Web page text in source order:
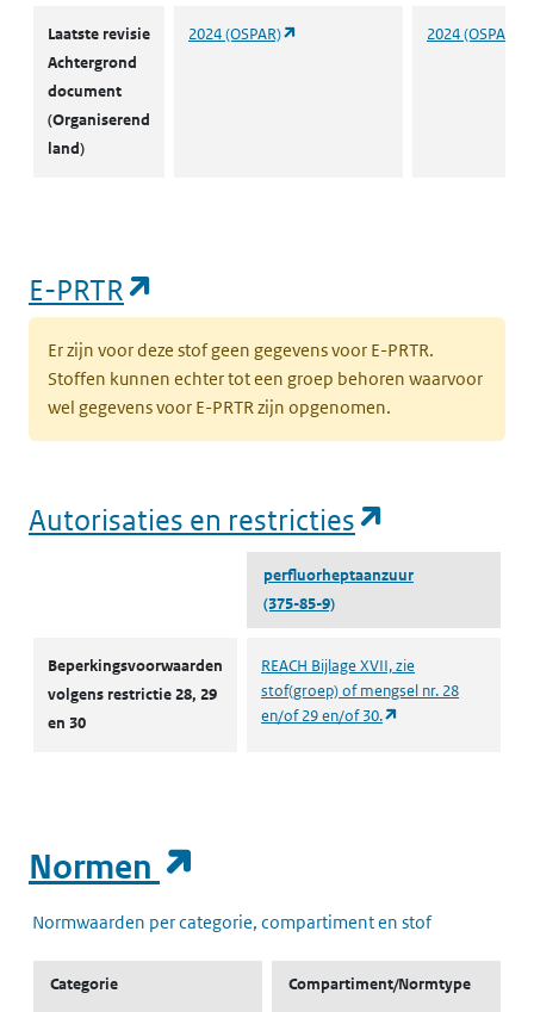
Laatste revisie
Achtergrond
document
(Organiserend
land)
2024 (OSPAR) (opent in een nieuw tabblad)
2024 (OSPAR)
E-PRTR
Er zijn voor deze stof geen gegevens voor E-PRTR.
Stoffen kunnen echter tot een groep behoren waarvoor
wel gegevens voor E-PRTR zijn opgenomen.
Autorisaties en restricties
perfluorheptaanzuur
(375-85-9)
Beperkingsvoorwaarden
volgens restrictie 28, 29
en 30
REACH Bijlage XVII, zie
stof(groep) of mengsel nr. 28
en/of 29 en/of 30.
Normen
Normwaarden per categorie, compartiment en stof
Categorie Compartiment/Normtype